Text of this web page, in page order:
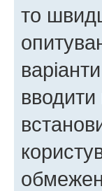
то
вводити